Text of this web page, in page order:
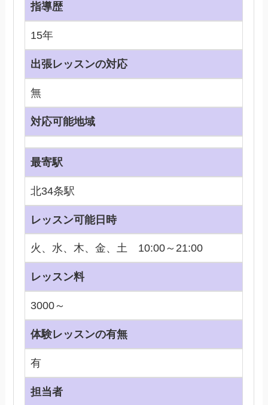
指導歴
15年
出張レッスンの対応
無
対応可能地域
最寄駅
北34条駅
レッスン可能日時
火、水、木、金、土 10:00～21:00
レッスン料
3000～
体験レッスンの有無
有
担当者